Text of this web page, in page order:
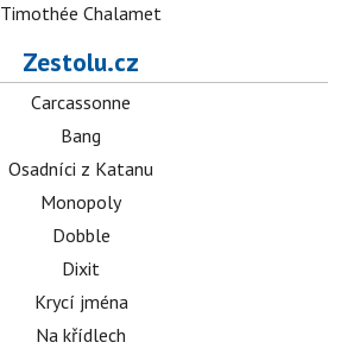
Timothée Chalamet
Zestolu.cz
Carcassonne
Bang
Osadníci z Katanu
Monopoly
Dobble
Dixit
Krycí jména
Na křídlech